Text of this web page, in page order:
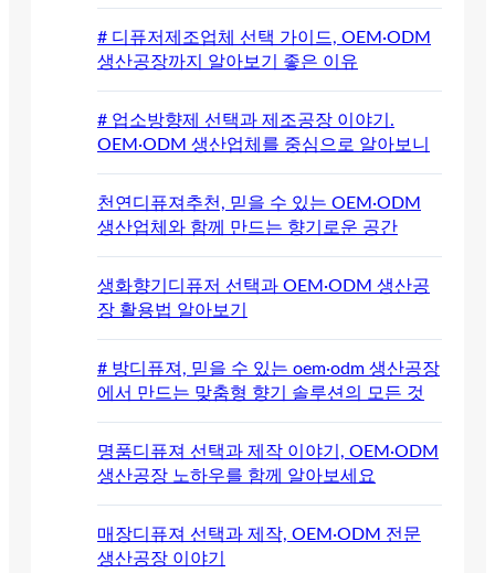
# 디퓨저제조업체 선택 가이드, OEM·ODM
생산공장까지 알아보기 좋은 이유
# 업소방향제 선택과 제조공장 이야기.
OEM·ODM 생산업체를 중심으로 알아보니
천연디퓨져추천, 믿을 수 있는 OEM·ODM
생산업체와 함께 만드는 향기로운 공간
생화향기디퓨저 선택과 OEM·ODM 생산공
장 활용법 알아보기
# 방디퓨져, 믿을 수 있는 oem·odm 생산공장
에서 만드는 맞춤형 향기 솔루션의 모든 것
명품디퓨져 선택과 제작 이야기, OEM·ODM
생산공장 노하우를 함께 알아보세요
매장디퓨져 선택과 제작, OEM·ODM 전문
생산공장 이야기